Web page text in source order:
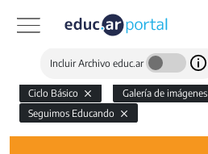
Incluir Archivo educ.ar
Ciclo Básico Galería de imágenes
Seguimos Educando